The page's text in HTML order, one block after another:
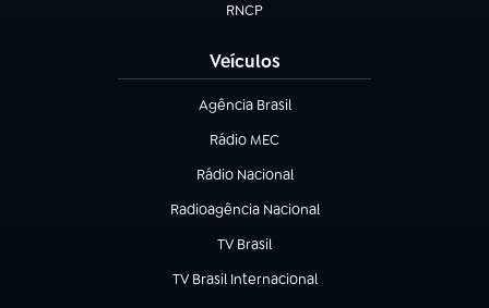
RNCP
(abre em nova aba)
Veículos
Agência Brasil
(abre em nova aba)
Rádio MEC
Rádio Nacional
(abre em nova aba)
Radioagência Nacional
(abre em nova aba)
TV Brasil
(abre em nova aba)
TV Brasil Internacional
(abre em nova aba)